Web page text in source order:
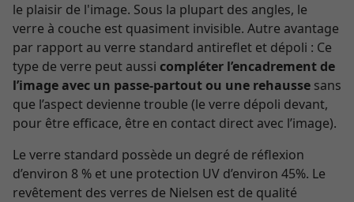
le plaisir de l'image. Sous la plupart des angles, le
verre à couche est quasiment invisible. Autre avantage
par rapport au verre standard antireflet et dépoli : Ce
type de verre peut aussi compléter l’encadrement de
l’image avec un passe-partout ou une rehausse sans
que l’aspect devienne trouble (le verre dépoli devant,
pour être efficace, être en contact direct avec l’image).
Le verre standard possède un degré de réflexion
d’environ 8 % et une protection UV d’environ 45%. Le
revêtement des verres de Nielsen est de qualité